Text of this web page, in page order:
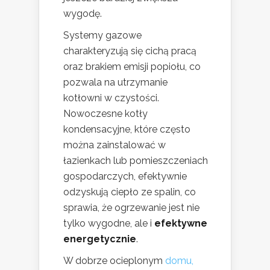
wygodę.
Systemy gazowe
charakteryzują się cichą pracą
oraz brakiem emisji popiołu, co
pozwala na utrzymanie
kotłowni w czystości.
Nowoczesne kotły
kondensacyjne, które często
można zainstalować w
łazienkach lub pomieszczeniach
gospodarczych, efektywnie
odzyskują ciepło ze spalin, co
sprawia, że ogrzewanie jest nie
tylko wygodne, ale i efektywne
energetycznie.
W dobrze ocieplonym domu,